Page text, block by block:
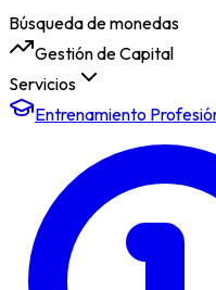
Búsqueda de monedas
Gestión de Capital
Servicios
Entrenamiento